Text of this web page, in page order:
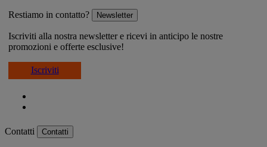
Restiamo in contatto? Newsletter
Iscriviti alla nostra newsletter e ricevi in anticipo le nostre
promozioni e offerte esclusive!
Iscriviti
Contatti Contatti